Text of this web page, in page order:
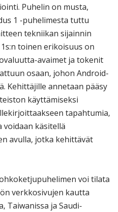
Puhelin on musta,
1 -puhelimesta tuttu
tekniikan sijainnin
toinen erikoisuus on
avaimet ja tokenit
osaan, johon Android-
Kehittäjille annetaan pääsy
käyttämiseksi
tapahtumia,
voidaan käsitellä
avulla, jotka kehittävät
voi tilata
verkkosivujen kautta
Taiwanissa ja Saudi-